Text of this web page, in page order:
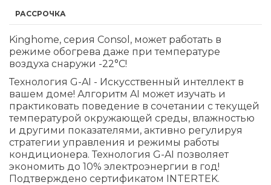
РАССРОЧКА
Kinghome, серия Consol, может работать в
режиме обогрева даже при температуре
воздуха снаружи -22°С!
Технология G-AI - Искусственный интеллект в
вашем доме! Алгоритм AI может изучать и
практиковать поведение в сочетании с текущей
температурой окружающей среды, влажностью
и другими показателями, активно регулируя
стратегии управления и режимы работы
кондиционера. Технология G-AI позволяет
экономить до 10% электроэнергии в год!
Подтверждено сертификатом INTERTEK.